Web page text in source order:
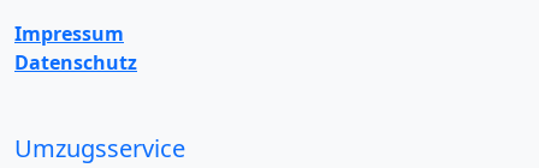
Impressum
Datenschutz
Umzugsservice